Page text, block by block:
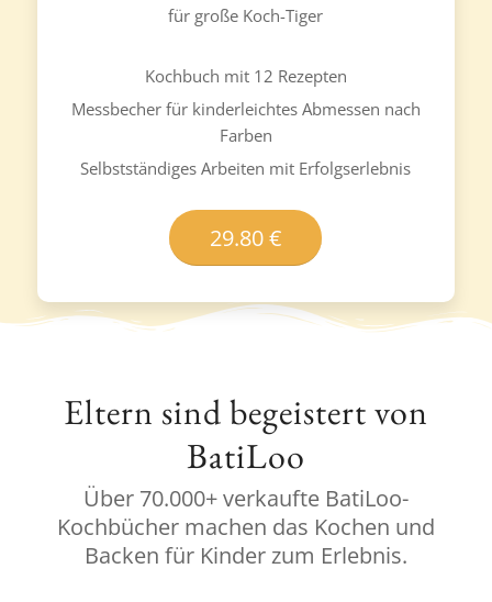
für große Koch-Tiger
Kochbuch mit 12 Rezepten
Messbecher für kinderleichtes Abmessen nach
Farben
Selbstständiges Arbeiten mit Erfolgserlebnis
29.80 €
Eltern sind begeistert von
BatiLoo
Über 70.000+ verkaufte BatiLoo-
Kochbücher machen das Kochen und
Backen für Kinder zum Erlebnis.